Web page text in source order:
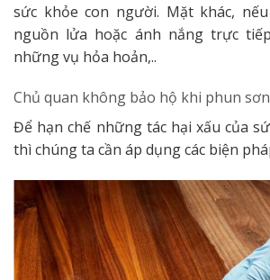
sức khỏe con người. Mặt khác,
nguồn lửa hoặc ánh nắng trực
những vụ hỏa hoản,..
Chủ quan không bảo hộ khi phun
Để hạn chế những tác hại xấu của
thì chúng ta cần áp dụng các biện